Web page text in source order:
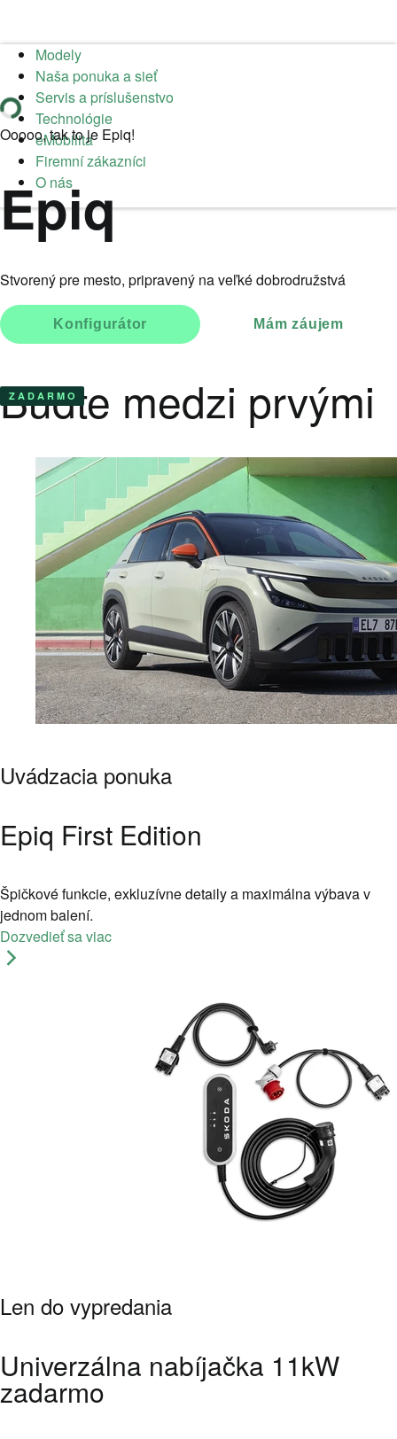
Modely
Naša ponuka a sieť
Servis a príslušenstvo
Technológie
eMobilita
Firemní zákazníci
O nás
Ooooo, tak to je Epiq!
Epiq
Stvorený pre mesto, pripravený na veľké dobrodružstvá
Konfigurátor Mám záujem
Buďte medzi prvými
Uvádzacia ponuka
Epiq First Edition
Špičkové funkcie, exkluzívne detaily a maximálna výbava v
jednom balení.
Dozvedieť sa viac
ZADARMO
Len do vypredania
Univerzálna nabíjačka 11kW
zadarmo